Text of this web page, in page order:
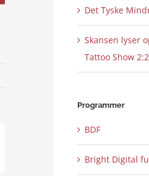
Det Tyske
Skansen lyser
Tattoo Show 2:2
Programmer
BDF
Bright Digital